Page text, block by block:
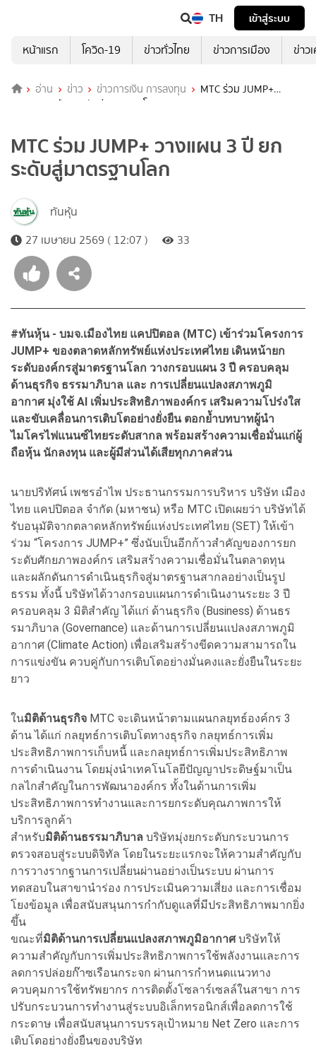
TH
เข้าสู่ระบบ
หน้าแรก
โควิด-19 ข่าวทั่วไทย ข่าวการเมือง ข่าว
อ่าน ข่าว ข่าวการเงิน การลงทุน
MTC ร่วม JUMP+
วางแผน 3 ปี ยกระดับสู่มาตรฐานโลก
MTC ร่วม JUMP+ วางแผน 3 ปี ยก
ระดับสู่มาตรฐานโลก
ทันหุ้น
27 เมษายน 2569 ( 12:07 )
33
#ทันหุ้น - บมจ.เมืองไทย แคปปิตอล (MTC) เข้าร่วมโครงการ
JUMP+ ของตลาดหลักทรัพย์แห่งประเทศไทย เดินหน้ายก
ระดับองค์กรสู่มาตรฐานโลก วางกรอบแผน 3 ปี ครอบคลุม
ด้านธุรกิจ ธรรมาภิบาล และ การเปลี่ยนแปลงสภาพภูมิ
อากาศ มุ่งใช้ AI เพิ่มประสิทธิภาพองค์กร เสริมความโปร่งใส
และขับเคลื่อนการเติบโตอย่างยั่งยืน ตอกย้ำบทบาทผู้นำ
ไมโครไฟแนนซ์ไทยระดับสากล พร้อมสร้างความเชื่อมั่นแก่ผู้
ถือหุ้น นักลงทุน และผู้มีส่วนได้เสียทุกภาคส่วน
นายปริทัศน์ เพชรอำไพ ประธานกรรมการบริหาร บริษัท เมือง
ไทย แคปปิตอล จำกัด (มหาชน) หรือ MTC เปิดเผยว่า บริษัทได้
รับอนุมัติจากตลาดหลักทรัพย์แห่งประเทศไทย (SET) ให้เข้า
ร่วม “โครงการ JUMP+” ซึ่งนับเป็นอีกก้าวสำคัญของการยก
ระดับศักยภาพองค์กร เสริมสร้างความเชื่อมั่นในตลาดทุน
และผลักดันการดำเนินธุรกิจสู่มาตรฐานสากลอย่างเป็นรูป
ธรรม ทั้งนี้ บริษัทได้วางกรอบแผนการดำเนินงานระยะ 3 ปี
ครอบคลุม 3 มิติสำคัญ ได้แก่ ด้านธุรกิจ (Business) ด้านธร
รมาภิบาล (Governance) และด้านการเปลี่ยนแปลงสภาพภูมิ
อากาศ (Climate Action) เพื่อเสริมสร้างขีดความสามารถใน
การแข่งขัน ควบคู่กับการเติบโตอย่างมั่นคงและยั่งยืนในระยะ
ยาว
ในมิติด้านธุรกิจ MTC จะเดินหน้าตามแผนกลยุทธ์องค์กร 3
ด้าน ได้แก่ กลยุทธ์การเติบโตทางธุรกิจ กลยุทธ์การเพิ่ม
ประสิทธิภาพการเก็บหนี้ และกลยุทธ์การเพิ่มประสิทธิภาพ
การดำเนินงาน โดยมุ่งนำเทคโนโลยีปัญญาประดิษฐ์มาเป็น
กลไกสำคัญในการพัฒนาองค์กร ทั้งในด้านการเพิ่ม
ประสิทธิภาพการทำงานและการยกระดับคุณภาพการให้
บริการลูกค้า
สำหรับมิติด้านธรรมาภิบาล บริษัทมุ่งยกระดับกระบวนการ
ตรวจสอบสู่ระบบดิจิทัล โดยในระยะแรกจะให้ความสำคัญกับ
การวางรากฐานการเปลี่ยนผ่านอย่างเป็นระบบ ผ่านการ
ทดสอบในสาขานำร่อง การประเมินความเสี่ยง และการเชื่อม
โยงข้อมูล เพื่อสนับสนุนการกำกับดูแลที่มีประสิทธิภาพมากยิ่ง
ขึ้น
ขณะที่มิติด้านการเปลี่ยนแปลงสภาพภูมิอากาศบริษัทให้
ความสำคัญกับการเพิ่มประสิทธิภาพการใช้พลังงานและการ
ลดการปล่อยก๊าซเรือนกระจก ผ่านการกำหนดแนวทาง
ควบคุมการใช้ทรัพยากร การติดตั้งโซลาร์เซลล์ในสาขา การ
ปรับกระบวนการทำงานสู่ระบบอิเล็กทรอนิกส์เพื่อลดการใช้
กระดาษ เพื่อสนับสนุนการบรรลุเป้าหมาย Net Zero และการ
เติบโตอย่างยั่งยืนของบริษัท